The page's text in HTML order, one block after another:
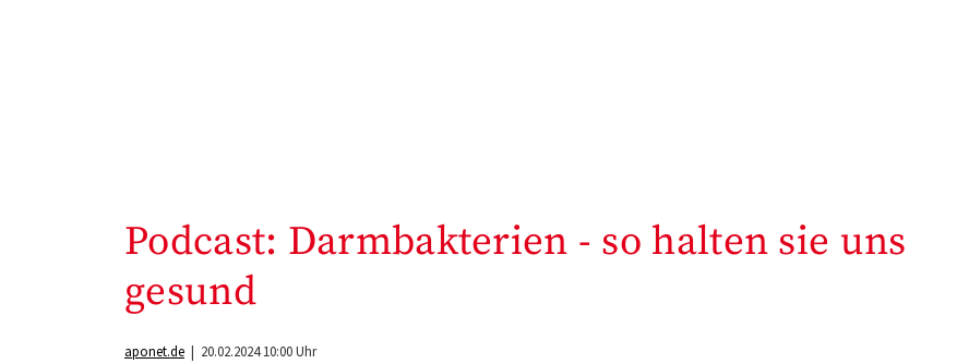
Podcast: Darmbakterien - so halten sie uns
gesund
aponet.de | 20.02.2024 10:00 Uhr